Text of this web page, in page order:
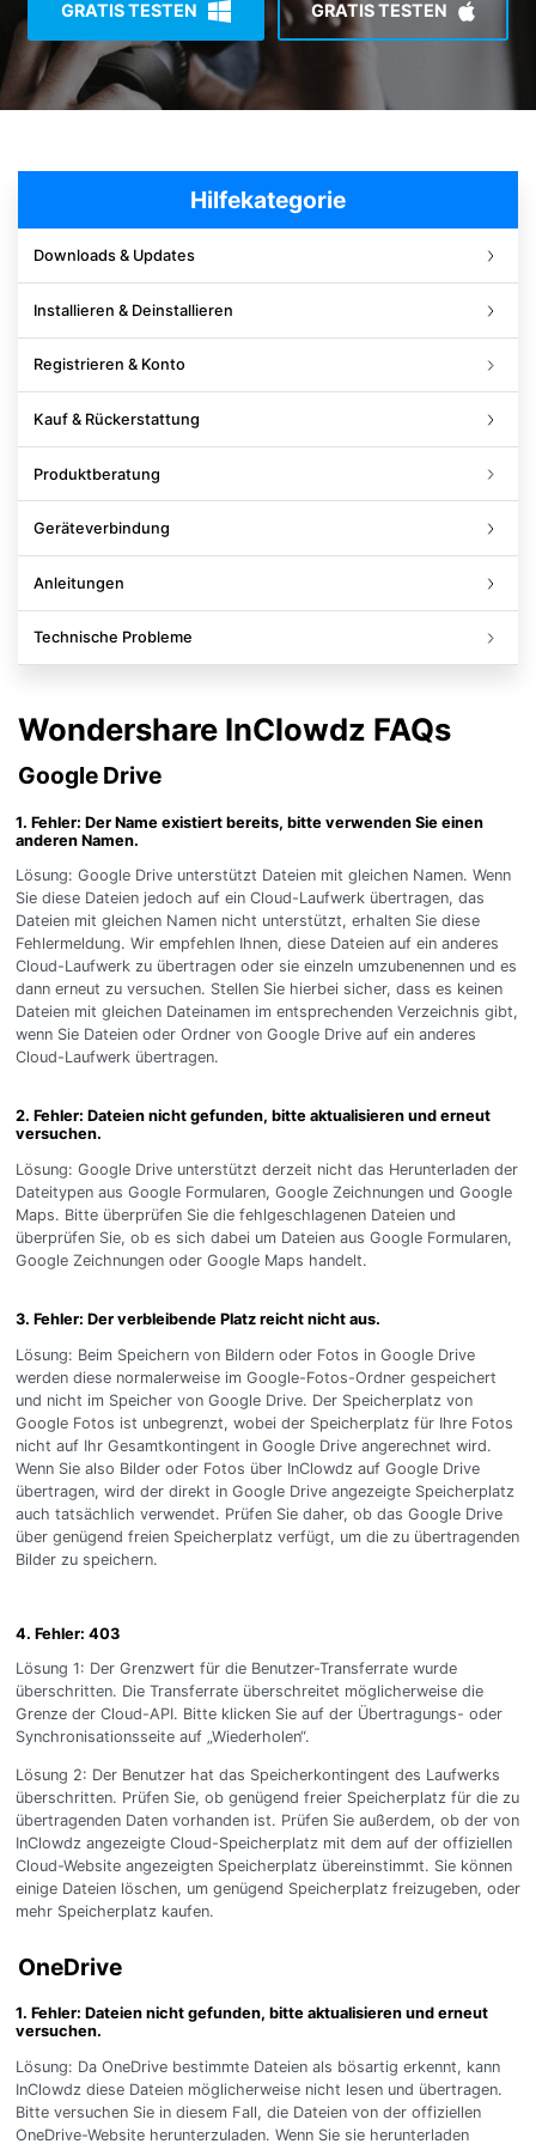
Suchen
GRATIS TESTEN GRATIS TESTEN
Hilfekategorie
Downloads & Updates
Installieren & Deinstallieren
Registrieren & Konto
Kauf & Rückerstattung
Produktberatung
Geräteverbindung
Anleitungen
Technische Probleme
Wondershare InClowdz FAQs
Google Drive
1. Fehler: Der Name existiert bereits, bitte verwenden Sie einen
anderen Namen.
Lösung: Google Drive unterstützt Dateien mit gleichen Namen. Wenn
Sie diese Dateien jedoch auf ein Cloud-Laufwerk übertragen, das
Dateien mit gleichen Namen nicht unterstützt, erhalten Sie diese
Fehlermeldung. Wir empfehlen Ihnen, diese Dateien auf ein anderes
Cloud-Laufwerk zu übertragen oder sie einzeln umzubenennen und es
dann erneut zu versuchen. Stellen Sie hierbei sicher, dass es keinen
Dateien mit gleichen Dateinamen im entsprechenden Verzeichnis gibt,
wenn Sie Dateien oder Ordner von Google Drive auf ein anderes
Cloud-Laufwerk übertragen.
2. Fehler: Dateien nicht gefunden, bitte aktualisieren und erneut
versuchen.
Lösung: Google Drive unterstützt derzeit nicht das Herunterladen der
Dateitypen aus Google Formularen, Google Zeichnungen und Google
Maps. Bitte überprüfen Sie die fehlgeschlagenen Dateien und
überprüfen Sie, ob es sich dabei um Dateien aus Google Formularen,
Google Zeichnungen oder Google Maps handelt.
3. Fehler: Der verbleibende Platz reicht nicht aus.
Lösung: Beim Speichern von Bildern oder Fotos in Google Drive
werden diese normalerweise im Google-Fotos-Ordner gespeichert
und nicht im Speicher von Google Drive. Der Speicherplatz von
Google Fotos ist unbegrenzt, wobei der Speicherplatz für Ihre Fotos
nicht auf Ihr Gesamtkontingent in Google Drive angerechnet wird.
Wenn Sie also Bilder oder Fotos über InClowdz auf Google Drive
übertragen, wird der direkt in Google Drive angezeigte Speicherplatz
auch tatsächlich verwendet. Prüfen Sie daher, ob das Google Drive
über genügend freien Speicherplatz verfügt, um die zu übertragenden
Bilder zu speichern.
4. Fehler: 403
Lösung 1: Der Grenzwert für die Benutzer-Transferrate wurde
überschritten. Die Transferrate überschreitet möglicherweise die
Grenze der Cloud-API. Bitte klicken Sie auf der Übertragungs- oder
Synchronisationsseite auf „Wiederholen“.
Lösung 2: Der Benutzer hat das Speicherkontingent des Laufwerks
überschritten. Prüfen Sie, ob genügend freier Speicherplatz für die zu
übertragenden Daten vorhanden ist. Prüfen Sie außerdem, ob der von
InClowdz angezeigte Cloud-Speicherplatz mit dem auf der offiziellen
Cloud-Website angezeigten Speicherplatz übereinstimmt. Sie können
einige Dateien löschen, um genügend Speicherplatz freizugeben, oder
mehr Speicherplatz kaufen.
OneDrive
1. Fehler: Dateien nicht gefunden, bitte aktualisieren und erneut
versuchen.
Lösung: Da OneDrive bestimmte Dateien als bösartig erkennt, kann
InClowdz diese Dateien möglicherweise nicht lesen und übertragen.
Bitte versuchen Sie in diesem Fall, die Dateien von der offiziellen
OneDrive-Website herunterzuladen. Wenn Sie sie herunterladen